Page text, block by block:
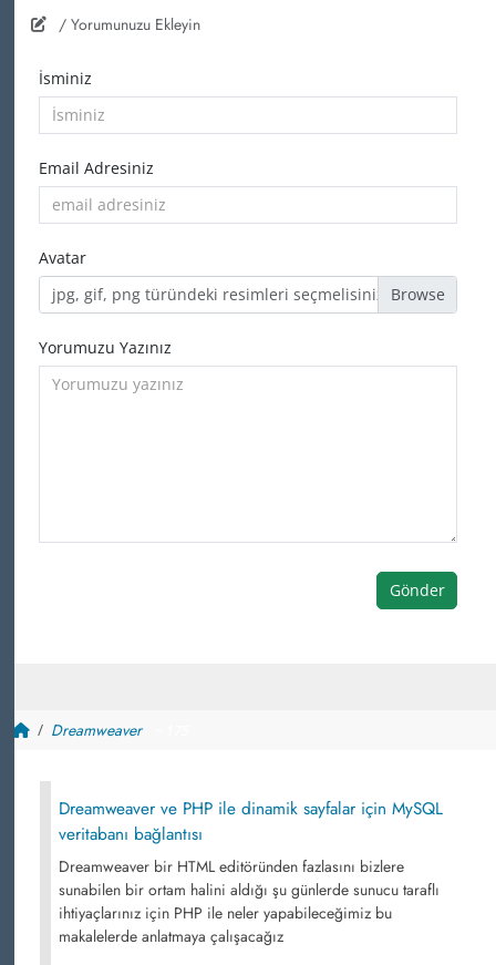
/ Yorumunuzu Ekleyin
İsminiz
Email Adresiniz
Avatar
jpg, gif, png türündeki resimleri seçmelisiniz
Yorumuzu Yazınız
Gönder
Dreamweaver
Dreamweaver ve PHP ile dinamik sayfalar için MySQL
veritabanı bağlantısı
Dreamweaver bir HTML editöründen fazlasını bizlere
sunabilen bir ortam halini aldığı şu günlerde sunucu taraflı
ihtiyaçlarınız için PHP ile neler yapabileceğimiz bu
makalelerde anlatmaya çalışacağız